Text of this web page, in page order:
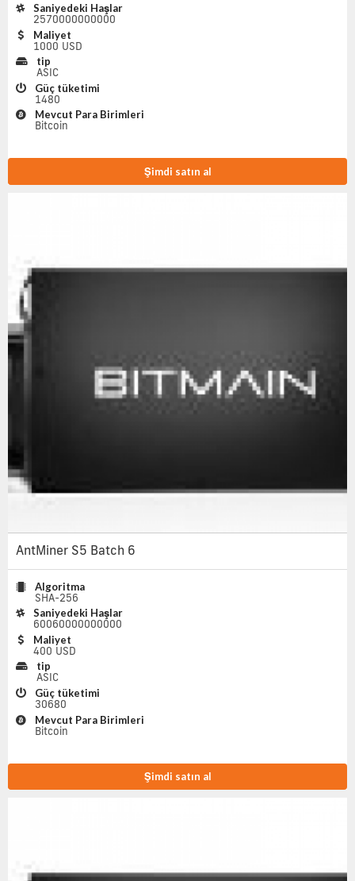
Saniyedeki Haşlar
2570000000000
Maliyet
1000 USD
tip
ASIC
Güç tüketimi
1480
Mevcut Para Birimleri
Bitcoin
Şimdi satın al
AntMiner S5 Batch 6
Algoritma
SHA-256
Saniyedeki Haşlar
60060000000000
Maliyet
400 USD
tip
ASIC
Güç tüketimi
30680
Mevcut Para Birimleri
Bitcoin
Şimdi satın al